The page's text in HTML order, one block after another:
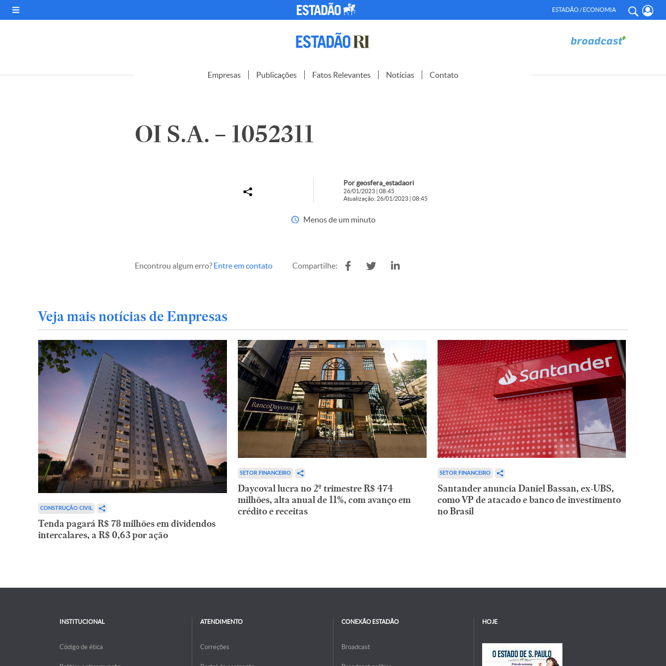
ESTADÃO / ECONOMIA
Empresas Publicações Fatos Relevantes Notícias Contato
OI S.A. – 1052311
Por geosfera_estadaori
26/01/2023 | 08:45
Atualização: 26/01/2023 | 08:45
Menos de um minuto
Encontrou algum erro? Entre em contato Compartilhe:
Veja mais notícias de Empresas
CONSTRUÇÃO CIVIL
Tenda pagará R$ 78 milhões em dividendos
intercalares, a R$ 0,63 por ação
SETOR FINANCEIRO
Daycoval lucra no 2º trimestre R$ 474
milhões, alta anual de 11%, com avanço em
crédito e receitas
SETOR FINANCEIRO
Santander anuncia Daniel Bassan, ex-UBS,
como VP de atacado e banco de investimento
no Brasil
INSTITUCIONAL
Código de ética
ATENDIMENTO
Correções
CONEXÃO ESTADÃO
Broadcast
HOJE